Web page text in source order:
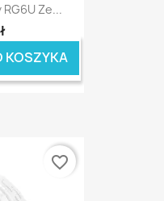
Ze...
KOSZYKA
favorite_border